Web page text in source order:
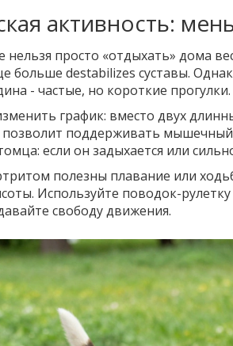
активность:
нельзя просто «отдыхать» дома
больше destabilizes суставы.
- частые, но короткие прогулки.
график: вместо двух
поддерживать мышечный
если он задыхается или
полезны плавание или
Используйте поводок-
свободу движения.